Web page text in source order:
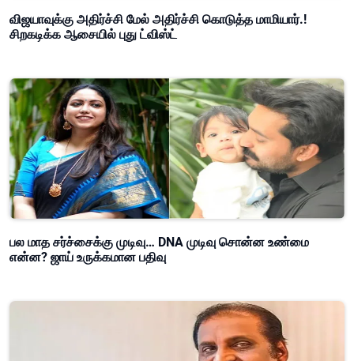
விஜயாவுக்கு அதிர்ச்சி மேல் அதிர்ச்சி கொடுத்த மாமியார்.!
சிறகடிக்க ஆசையில் புது ட்விஸ்ட்
பல மாத சர்ச்சைக்கு முடிவு… DNA முடிவு சொன்ன உண்மை
என்ன? ஜாய் உருக்கமான பதிவு